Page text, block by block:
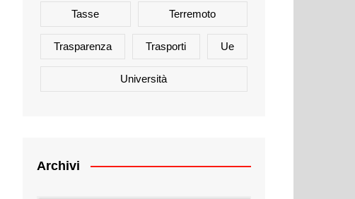
Tasse Terremoto
Trasparenza Trasporti Ue
Università
Archivi